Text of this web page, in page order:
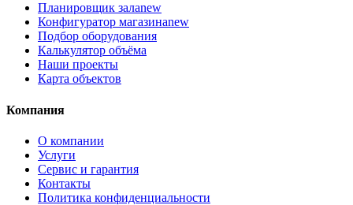
Планировщик залаnew
Конфигуратор магазинаnew
Подбор оборудования
Калькулятор объёма
Наши проекты
Карта объектов
Компания
О компании
Услуги
Сервис и гарантия
Контакты
Политика конфиденциальности